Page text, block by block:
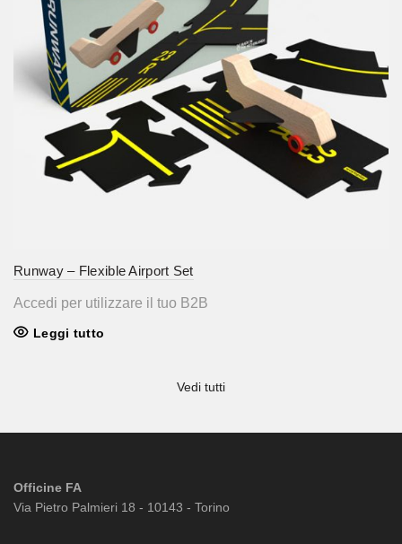
Runway – Flexible Airport Set
Accedi per utilizzare il tuo B2B
Leggi tutto
Vedi tutti
Officine FA
Via Pietro Palmieri 18 - 10143 - Torino